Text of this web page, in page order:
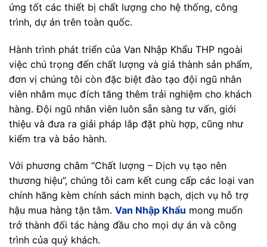
ứng tốt các thiết bị chất lượng cho hệ thống, công
trình, dự án trên toàn quốc.
Hành trình phát triển của Van Nhập Khẩu THP ngoài
việc chú trọng đến chất lượng và giá thành sản phẩm,
đơn vị chúng tôi còn đặc biệt đào tạo đội ngũ nhân
viên nhằm mục đích tăng thêm trải nghiệm cho khách
hàng. Đội ngũ nhân viên luôn sẵn sàng tư vấn, giới
thiệu và đưa ra giải pháp lắp đặt phù hợp, cũng như
kiểm tra và bảo hành.
Với phương châm “Chất lượng – Dịch vụ tạo nên
thương hiệu”, chúng tôi cam kết cung cấp các loại van
chính hãng kèm chính sách minh bạch, dịch vụ hỗ trợ
hậu mua hàng tận tâm. Van Nhập Khẩu mong muốn
trở thành đối tác hàng đầu cho mọi dự án và công
trình của quý khách.